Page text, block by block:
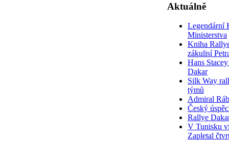
Aktuálně
Legendární
Ministerstva
Kniha
zákulisí
Hans
Dakar
Silk Way
týmů
Admiral
Český
Rallye
V Tunisku
Zapletal